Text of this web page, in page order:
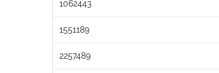
1062443
1551189
2257489